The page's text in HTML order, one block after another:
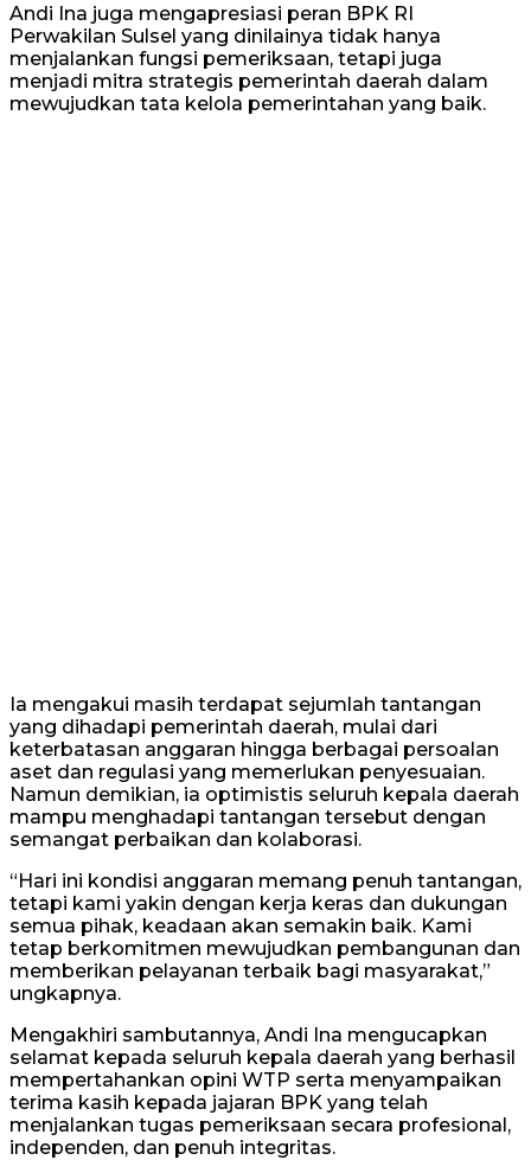
Andi Ina juga mengapresiasi peran BPK RI
Perwakilan Sulsel yang dinilainya tidak hanya
menjalankan fungsi pemeriksaan, tetapi juga
menjadi mitra strategis pemerintah daerah dalam
mewujudkan tata kelola pemerintahan yang baik.
Ia mengakui masih terdapat sejumlah tantangan
yang dihadapi pemerintah daerah, mulai dari
keterbatasan anggaran hingga berbagai persoalan
aset dan regulasi yang memerlukan penyesuaian.
Namun demikian, ia optimistis seluruh kepala daerah
mampu menghadapi tantangan tersebut dengan
semangat perbaikan dan kolaborasi.
“Hari ini kondisi anggaran memang penuh tantangan,
tetapi kami yakin dengan kerja keras dan dukungan
semua pihak, keadaan akan semakin baik. Kami
tetap berkomitmen mewujudkan pembangunan dan
memberikan pelayanan terbaik bagi masyarakat,”
ungkapnya.
Mengakhiri sambutannya, Andi Ina mengucapkan
selamat kepada seluruh kepala daerah yang berhasil
mempertahankan opini WTP serta menyampaikan
terima kasih kepada jajaran BPK yang telah
menjalankan tugas pemeriksaan secara profesional,
independen, dan penuh integritas.